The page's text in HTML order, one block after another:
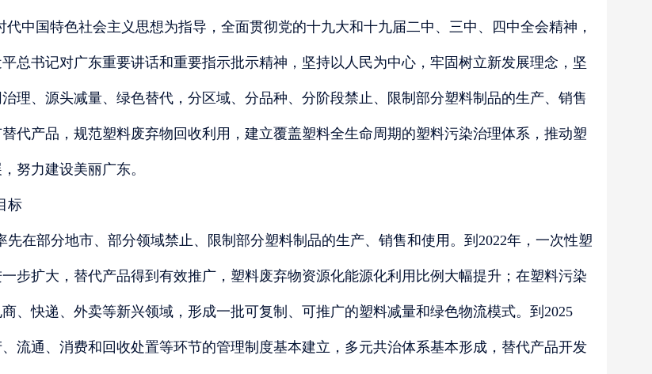
代中国特色社会主义思想为指导，全面贯彻党的十九大和十九届二中、三中、四中全会精神，
总书记对广东重要讲话和重要指示批示精神，坚持以人民为中心，牢固树立新发展理念，坚
理、源头减量、绿色替代，分区域、分品种、分阶段禁止、限制部分塑料制品的生产、销售
代产品，规范塑料废弃物回收利用，建立覆盖塑料全生命周期的塑料污染治理体系，推动塑
努力建设美丽广东。
标
先在部分地市、部分领域禁止、限制部分塑料制品的生产、销售和使用。到2022年，一次性塑
步扩大，替代产品得到有效推广，塑料废弃物资源化能源化利用比例大幅提升；在塑料污染
、快递、外卖等新兴领域，形成一批可复制、可推广的塑料减量和绿色物流模式。到2025
流通、消费和回收处置等环节的管理制度基本建立，多元共治体系基本形成，替代产品开发